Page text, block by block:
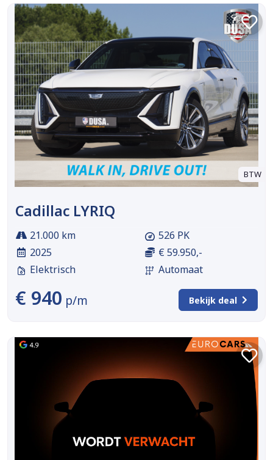
BTW
Cadillac LYRIQ
21.000 km
2025
Elektrisch
526 PK
€ 59.950,-
Automaat
€ 940 p/m Bekijk deal